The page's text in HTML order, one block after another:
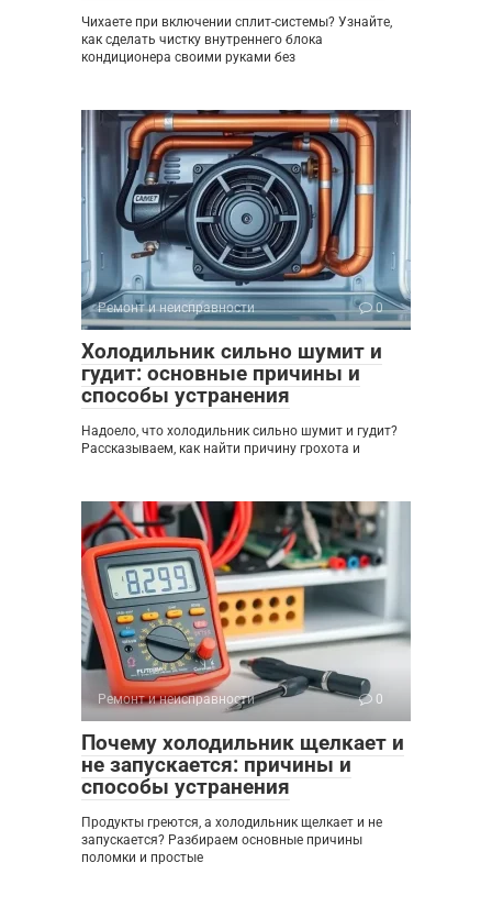
Чихаете при включении сплит-системы? Узнайте,
как сделать чистку внутреннего блока
кондиционера своими руками без
Ремонт и неисправности 0
Холодильник сильно шумит и
гудит: основные причины и
способы устранения
Надоело, что холодильник сильно шумит и гудит?
Рассказываем, как найти причину грохота и
Ремонт и неисправности 0
Почему холодильник щелкает и
не запускается: причины и
способы устранения
Продукты греются, а холодильник щелкает и не
запускается? Разбираем основные причины
поломки и простые